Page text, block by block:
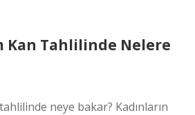
Kan Tahlilinde Nelere
neye bakar? Kadınların